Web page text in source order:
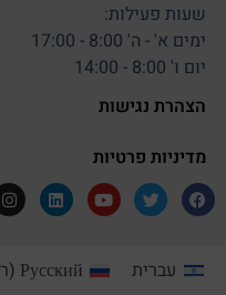
שעות פעילות:
ימים א' - ה' 8:00 - 17:00
יום ו' 8:00 - 14:00
הצהרת נגישות
מדיניות פרטיות
עברית Русский
(